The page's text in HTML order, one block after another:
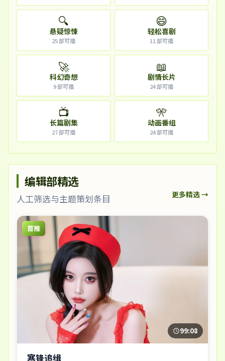
🔍
悬疑惊悚
25部可播
😄
轻松喜剧
11部可播
🚀
科幻奇想
9部可播
📖
剧情长片
24部可播
📺
长篇剧集
27部可播
🎌
动画番组
24部可播
编辑部精选
人工筛选与主题策划条目 更多精选 →
首推
99:08
寒锋追缉